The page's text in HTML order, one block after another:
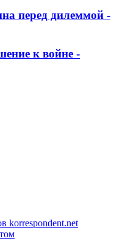
перед дилеммой -
к войне -
korrespondent.net